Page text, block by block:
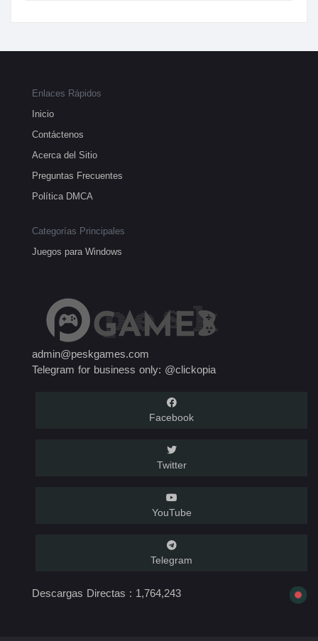
Enlaces Rápidos
Inicio
Contáctenos
Acerca del Sitio
Preguntas Frecuentes
Política DMCA
Categorías Principales
Juegos para Windows
admin@peskgames.com
Telegram for business only: @clickopia
Facebook
Twitter
YouTube
Telegram
Descargas Directas : 1,764,243